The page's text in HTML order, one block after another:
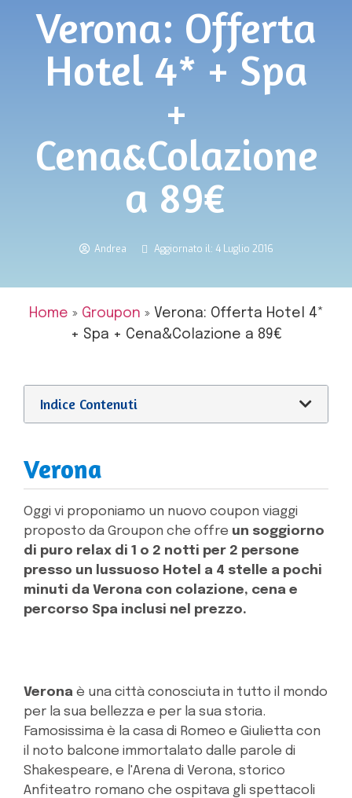
Verona: Offerta
Hotel 4* + Spa
+
Cena&Colazione
a 89€
Andrea Aggiornato il: 4 Luglio 2016
Home » Groupon » Verona: Offerta Hotel 4*
+ Spa + Cena&Colazione a 89€
Indice Contenuti
Verona
Oggi vi proponiamo un nuovo coupon viaggi
proposto da Groupon che offre un soggiorno
di puro relax di 1 o 2 notti per 2 persone
presso un lussuoso Hotel a 4 stelle a pochi
minuti da Verona con colazione, cena e
percorso Spa inclusi nel prezzo.
Verona è una città conosciuta in tutto il mondo
per la sua bellezza e per la sua storia.
Famosissima è la casa di Romeo e Giulietta con
il noto balcone immortalato dalle parole di
Shakespeare, e l'Arena di Verona, storico
Anfiteatro romano che ospitava gli spettacoli